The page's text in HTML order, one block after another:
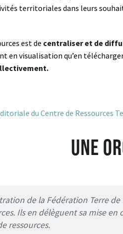
territoriales dans leurs
est de centraliser et de
en visualisation qu’en
du Centre de Ressources
Une
de la Fédération Terre
Ils en délèguent sa mise
ressources.